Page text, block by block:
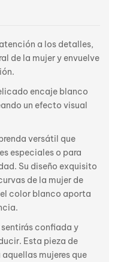
a los detalles,
de la mujer y envuelve
encaje blanco
un efecto visual
versátil que
especiales o para
Su diseño exquisito
de la mujer de
color blanco aporta
confiada y
Esta pieza de
mujeres que